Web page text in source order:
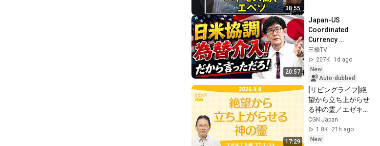
30:55
20:57
Japan-US
Coordinated
Currency
Intervention
Executed! The
Market Cannot
Defeat a Sovereign
Currenc...
三橋TV
207K
1d ago
New
Auto-dubbed
17:29
[リビングライフ]絶
望から立ち上がらせ
る神の霊／エゼキエ
ル書｜小崎淳広牧師
CGN Japan
1.8K
21h ago
New